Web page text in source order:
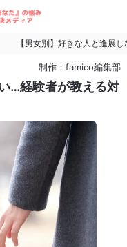
【男女別】好きな人と進展
制作：famico編集部
…経験者が教える対